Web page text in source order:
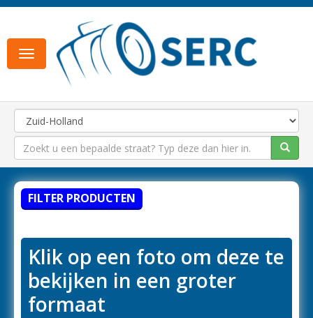
Toggle
navigation
FILTER PRODUCTEN
Klik op een foto om deze te
bekijken in een groter
formaat